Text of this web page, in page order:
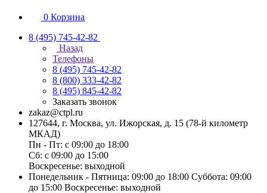
0 Корзина
8 (495) 745-42-82
Назад
Телефоны
8 (495) 745-42-82
8 (800) 333-42-82
8 (495) 845-42-82
Заказать звонок
zakaz@ctpl.ru
127644, г. Москва, ул. Ижорская, д. 15 (78-й километр
МКАД)
Пн - Пт: с 09:00 до 18:00
Сб: с 09:00 до 15:00
Воскресенье: выходной
Понедельник - Пятница: 09:00 до 18:00 Суббота: 09:00
до 15:00 Воскресенье: выходной